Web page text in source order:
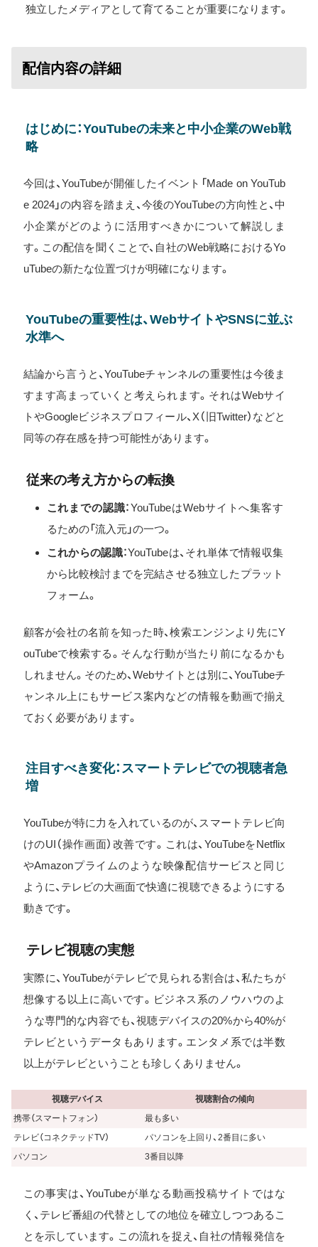
独立したメディアとして育てることが重要になります。
配信内容の詳細
はじめに：YouTubeの未来と中小企業のWeb戦
略
今回は、YouTubeが開催したイベント「Made on YouTub
e 2024」の内容を踏まえ、今後のYouTubeの方向性と、中
小企業がどのように活用すべきかについて解説しま
す。この配信を聞くことで、自社のWeb戦略におけるYo
uTubeの新たな位置づけが明確になります。
YouTubeの重要性は、WebサイトやSNSに並ぶ
水準へ
結論から言うと、YouTubeチャンネルの重要性は今後ま
すます高まっていくと考えられます。それはWebサイ
トやGoogleビジネスプロフィール、X（旧Twitter）などと
同等の存在感を持つ可能性があります。
従来の考え方からの転換
これまでの認識：YouTubeはWebサイトへ集客す
るための「流入元」の一つ。
これからの認識：YouTubeは、それ単体で情報収集
から比較検討までを完結させる独立したプラット
フォーム。
顧客が会社の名前を知った時、検索エンジンより先にY
ouTubeで検索する。そんな行動が当たり前になるかも
しれません。そのため、Webサイトとは別に、YouTubeチ
ャンネル上にもサービス案内などの情報を動画で揃え
ておく必要があります。
注目すべき変化：スマートテレビでの視聴者急
増
YouTubeが特に力を入れているのが、スマートテレビ向
けのUI（操作画面）改善です。これは、YouTubeをNetflix
やAmazonプライムのような映像配信サービスと同じ
ように、テレビの大画面で快適に視聴できるようにする
動きです。
テレビ視聴の実態
実際に、YouTubeがテレビで見られる割合は、私たちが
想像する以上に高いです。ビジネス系のノウハウのよ
うな専門的な内容でも、視聴デバイスの20%から40%が
テレビというデータもあります。エンタメ系では半数
以上がテレビということも珍しくありません。
視聴デバイス
視聴割合の傾向
携帯（スマートフォン）
最も多い
テレビ（コネクテッドTV）
パソコンを上回り、2番目に多い
パソコン
3番目以降
この事実は、YouTubeが単なる動画投稿サイトではな
く、テレビ番組の代替としての地位を確立しつつあるこ
とを示しています。この流れを捉え、自社の情報発信を